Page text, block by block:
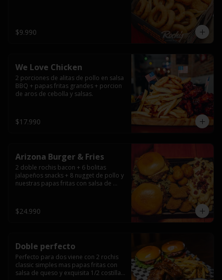
$9.990
We Love Chicken
2 porciones de alitas de pollo en salsa
BBQ + papas fritas grandes + porcion
de aros de cebolla y salsas.
$17.990
Arizona Burger & Fries
2 doble rochis bacon + 6 bolitas
jalapeños snacks + 8 nugget de pollo y
nuestras papas fritas con salsa de
$24.990
Doble perfecto
Perfecto para dos viene con 2 rochis
classic simples mas papas fritas con
salsa de queso y exquisita 1/2 costilla